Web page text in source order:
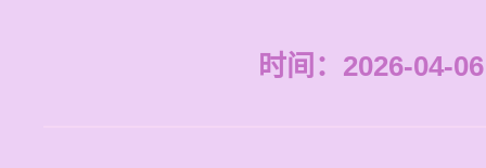
时间：2026-04-